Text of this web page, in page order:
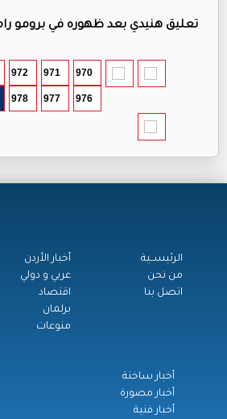
تعليق هنيدي بعد ظهوره في برومو
970
971
972
976
977
978
الرئيســية
من نحن
اتصل بنا
أخبار الأردن
عربي و دولي
اقتصاد
برلمان
منوعات
أخبار ساخنة
أخبار مصورة
أخبار فنية